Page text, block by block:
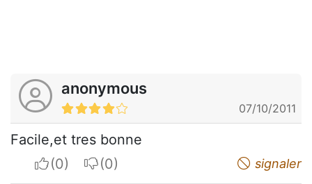
anonymous
07/10/2011
Facile,et tres bonne
I apreciateI do not appreciate signaler